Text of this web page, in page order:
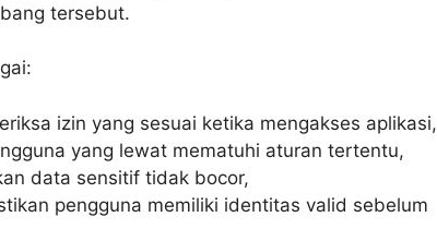
tersebut.
izin yang sesuai ketika mengakses aplikasi,
yang lewat mematuhi aturan tertentu,
data sensitif tidak bocor,
pengguna memiliki identitas valid sebelum